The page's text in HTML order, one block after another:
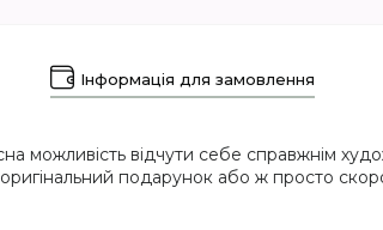
Інформація для замовлення
можливість відчути себе справжнім
подарунок або ж просто